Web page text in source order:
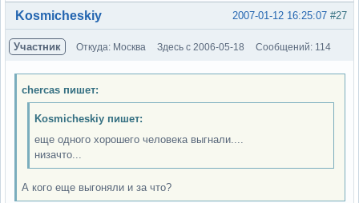
Вне форума #27
2007-01-12 16:25:07
Kosmicheskiy
Участник Откуда: Москва Здесь с 2006-05-18 Сообщений: 114
chercas пишет:
Kosmicheskiy пишет:
еще одного хорошего человека выгнали....
низачто...
А кого еще выгоняли и за что?